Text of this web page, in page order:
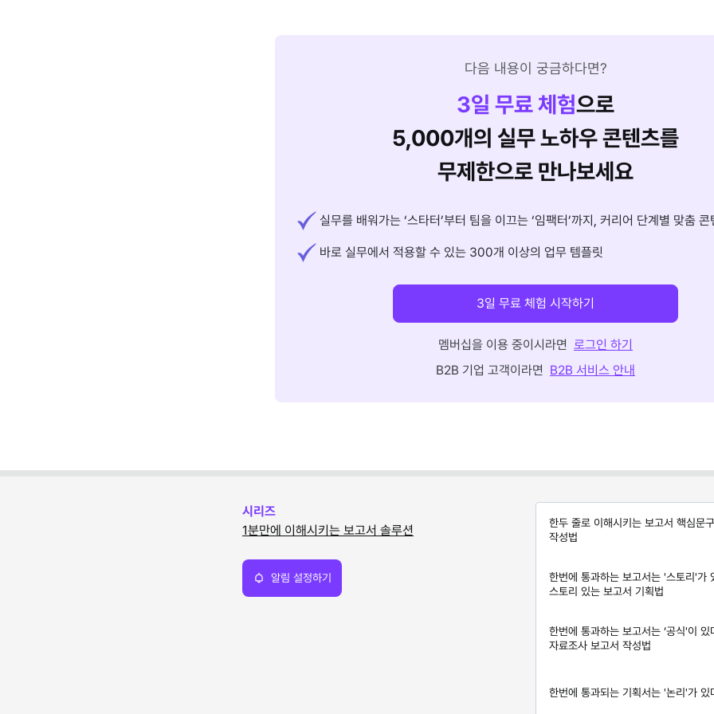
다음 내용이 궁금하다면?
3일 무료 체험으로
5,000개의 실무 노하우 콘텐츠를
무제한으로 만나보세요
실무를 배워가는 ‘스타터’부터 팀을 이끄는 ‘임팩터’까지, 커리어 단계별 맞춤 콘
바로 실무에서 적용할 수 있는 300개 이상의 업무 템플릿
3일 무료 체험 시작하기
멤버십을 이용 중이시라면 로그인 하기
B2B 기업 고객이라면 B2B 서비스 안내
시리즈
1분만에 이해시키는 보고서 솔루션
알림 설정하기
한두 줄로 이해시키는 보고서 핵심문구
작성법
한번에 통과하는 보고서는 '스토리'가
스토리 있는 보고서 기획법
한번에 통과하는 보고서는 ‘공식'이 있
자료조사 보고서 작성법
한번에 통과되는 기획서는 '논리'가 있